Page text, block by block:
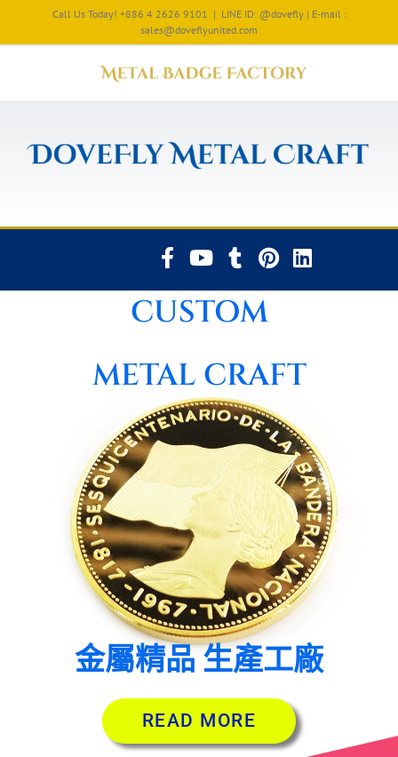
Call Us Today! +886 4 2626 9101 | LINE ID: @dovefly | E-mail :
sales@doveflyunited.com
CUSTOM
METAL CRAFT
金屬精品 生產工廠
READ MORE